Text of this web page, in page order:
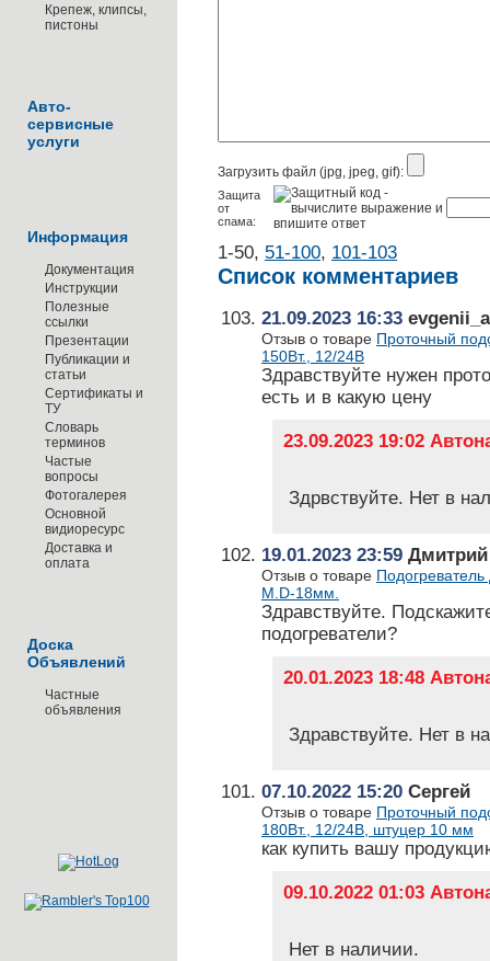
Крепеж, клипсы,
пистоны
Авто-
сервисные
услуги
Информация
Документация
Инструкции
Полезные
ссылки
Презентации
Публикации и
статьи
Сертификаты и
ТУ
Словарь
терминов
Частые
вопросы
Фотогалерея
Основной
видиоресурс
Доставка и
оплата
Доска
Объявлений
Частные
объявления
Загрузить файл (jpg, jpeg, gif):
Защита
от
спама:
1-50, 51-100, 101-103
Список комментариев
21.09.2023 16:33
Отзыв о товаре Проточный
150Вт., 12/24В
Здравствуйте нужен
есть и в какую цену
23.09.2023 19:02
Здрвствуйте. Нет в
19.01.2023 23:59 Дмитрий
Отзыв о товаре
М.D-18мм.
Здравствуйте.
подогреватели?
20.01.2023 18:48
Здравствуйте. Нет в
07.10.2022 15:20 Сергей
Отзыв о товаре Проточный
180Вт., 12/24В, штуцер 10 мм
как купить вашу
09.10.2022 01:03
Нет в наличии.